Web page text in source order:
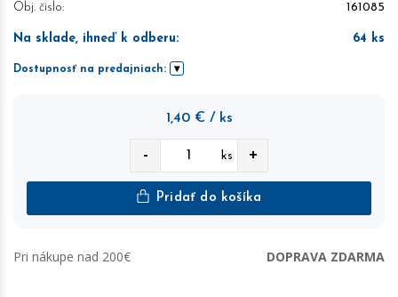
Obj. čislo: 161085
Na sklade, ihneď k odberu: 64 ks
Dostupnosť na predajniach:
1,40 € / ks
- ks +
Pridať do košíka
Pri nákupe nad 200€ DOPRAVA ZDARMA